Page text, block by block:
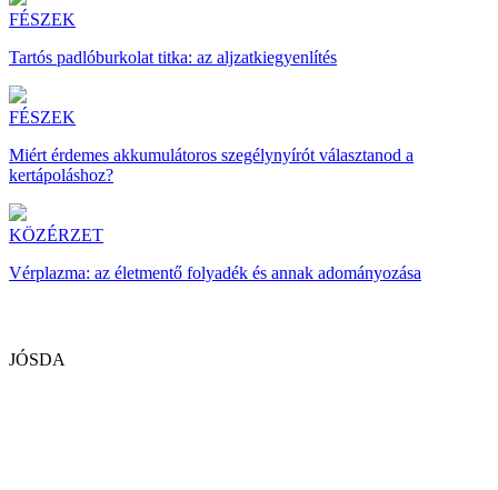
FÉSZEK
Tartós padlóburkolat titka: az aljzatkiegyenlítés
FÉSZEK
Miért érdemes akkumulátoros szegélynyírót választanod a
kertápoláshoz?
KÖZÉRZET
Vérplazma: az életmentő folyadék és annak adományozása
JÓSDA